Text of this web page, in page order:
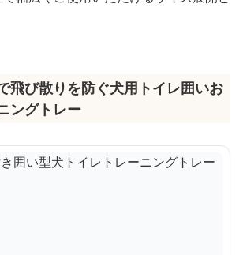
飛び散りを防ぐ犬用トイレ囲いお
ングトレー